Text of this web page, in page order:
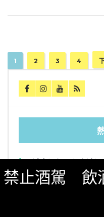
1 2 3 4
CP值清酒吧（台北
禁止酒駕 飲